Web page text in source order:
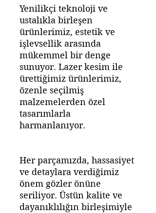
Yenilikçi teknoloji ve
ustalıkla birleşen
ürünlerimiz, estetik ve
işlevsellik arasında
mükemmel bir denge
sunuyor. Lazer kesim ile
ürettiğimiz ürünlerimiz,
özenle seçilmiş
malzemelerden özel
tasarımlarla
harmanlanıyor.
Her parçamızda, hassasiyet
ve detaylara verdiğimiz
önem gözler önüne
seriliyor. Üstün kalite ve
dayanıklılığın birleşimiyle